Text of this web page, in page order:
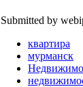
Submitted by
квартира
мурманск